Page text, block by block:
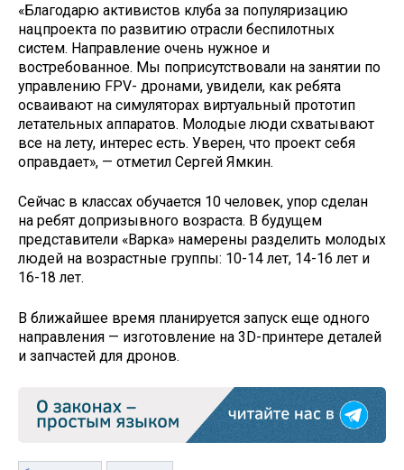
«Благодарю активистов клуба за популяризацию
нацпроекта по развитию отрасли беспилотных
систем. Направление очень нужное и
востребованное. Мы поприсутствовали на занятии по
управлению FPV- дронами, увидели, как ребята
осваивают на симуляторах виртуальный прототип
летательных аппаратов. Молодые люди схватывают
все на лету, интерес есть. Уверен, что проект себя
оправдает», — отметил Сергей Ямкин.
Сейчас в классах обучается 10 человек, упор сделан
на ребят допризывного возраста. В будущем
представители «Варка» намерены разделить молодых
людей на возрастные группы: 10-14 лет, 14-16 лет и
16-18 лет.
В ближайшее время планируется запуск еще одного
направления — изготовление на 3D-принтере деталей
и запчастей для дронов.